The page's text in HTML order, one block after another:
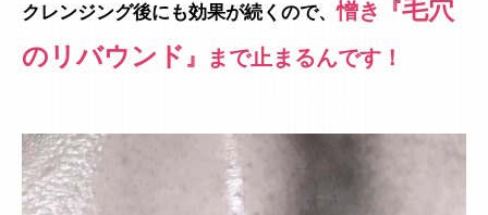
クレンジング後にも効果が続くので、憎き『毛穴
のリバウンド 』まで止まるんです！